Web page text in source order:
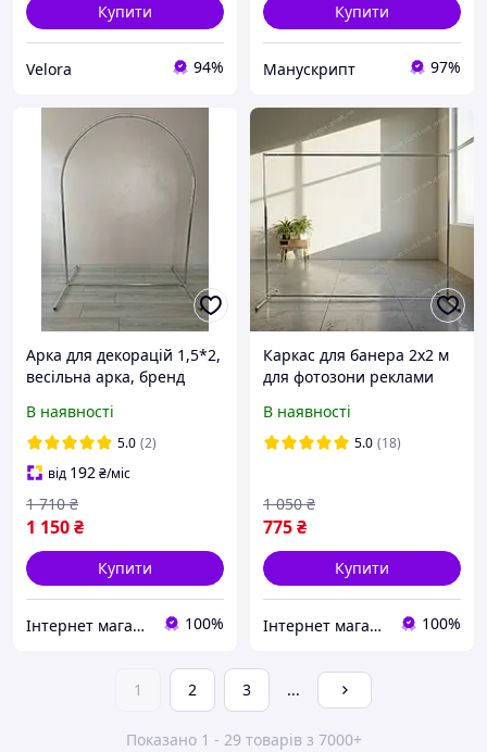
Купити
Velora 94%
Купити
Манускрипт 97%
Арка для декорацій 1,5*2,
весільна арка, бренд
фотозона, каркас для
банера
В наявності
5.0 (2)
від 192₴/міс
1 150₴
1 710 ₴
Купити
Інтернет магазин "Металеві конструкції" 100%
Каркас для банера 2x2 м
для фотозони реклами
В наявності
5.0 (18)
775₴
1 050 ₴
Купити
Інтернет магазин "Металеві конструкції" 100%
1 2 3 ...
Показано 1 - 29 товарів з 7000+